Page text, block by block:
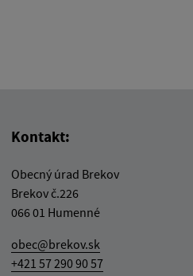
Kontakt:
Obecný úrad Brekov
Brekov č.226
066 01 Humenné
obec@brekov.sk
+421 57 290 90 57